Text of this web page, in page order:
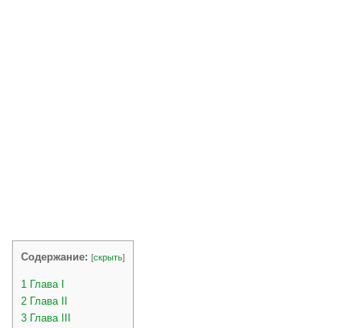
Содержание: [скрыть]
1
Глава I
2 Глава II
3 Глава III